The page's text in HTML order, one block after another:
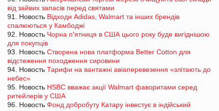
від зайвих запасів перед святами
91. Новость Відходи Adidas, Walmart та інших брендів
спалюються у Камбоджі
92. Новость Чорна п'ятниця в США цього року буде вигіднішою
для покупців
93. Новость Створена нова платформа Better Cotton для
відстеження походження сировини
94. Новость Тарифи на вантажні авіаперевезення «злітають до
небес»
95. Новость HSBC вважає акції Walmart фаворитами серед
ритейлерів у США
96. Новость Фонд добробуту Катару інвестує в індійський